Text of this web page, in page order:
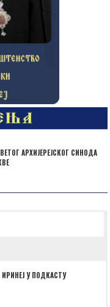
АРХИЈЕРЕЈСКОГ СИНОДА
У ПОДКАСТУ